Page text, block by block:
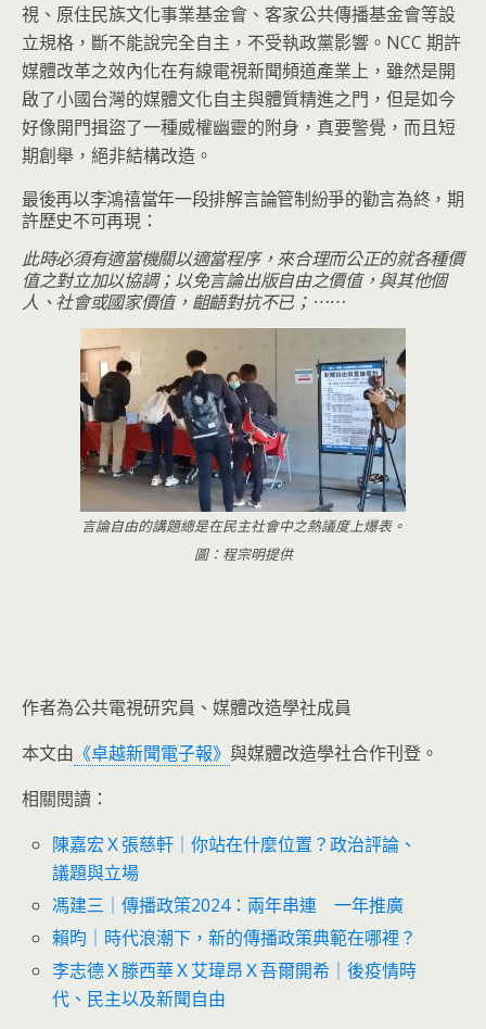
視、原住民族文化事業基金會、客家公共傳播基金會等設
立規格，斷不能說完全自主，不受執政黨影響。NCC 期許
媒體改革之效內化在有線電視新聞頻道產業上，雖然是開
啟了小國台灣的媒體文化自主與體質精進之門，但是如今
好像開門揖盜了一種威權幽靈的附身，真要警覺，而且短
期創舉，絕非結構改造。
最後再以李鴻禧當年一段排解言論管制紛爭的勸言為終，期
許歷史不可再現：
此時必須有適當機關以適當程序，來合理而公正的就各種價
值之對立加以協調；以免言論出版自由之價值，與其他個
人、社會或國家價值，齟齬對抗不已；⋯⋯
言論自由的講題總是在民主社會中之熱議度上爆表。
圖：程宗明提供
作者為公共電視研究員、媒體改造學社成員
本文由 《卓越新聞電子報》 與媒體改造學社合作刊登。
相關閱讀：
陳嘉宏Ｘ張慈軒｜你站在什麼位置？政治評論、
議題與立場
馮建三｜傳播政策2024：兩年串連 一年推廣
賴昀｜時代浪潮下，新的傳播政策典範在哪裡？
李志德Ｘ滕西華Ｘ艾瑋昂Ｘ吾爾開希｜後疫情時
代、民主以及新聞自由